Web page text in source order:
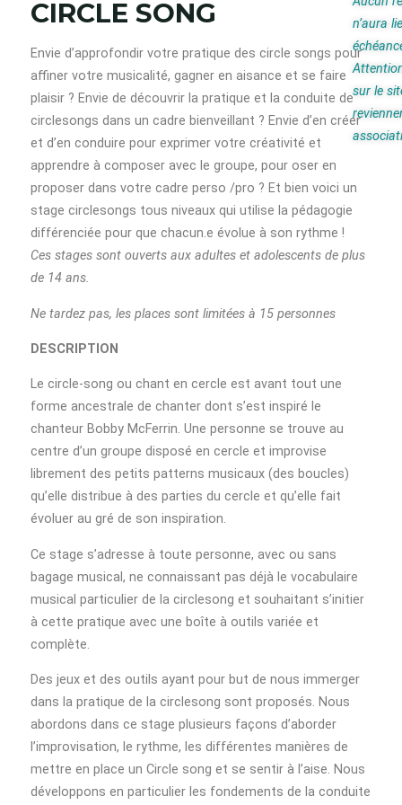
CIRCLE SONG
Envie d’approfondir votre pratique des circle songs pour
affiner votre musicalité, gagner en aisance et se faire
plaisir ? Envie de découvrir la pratique et la conduite de
circlesongs dans un cadre bienveillant ? Envie d’en créer
et d’en conduire pour exprimer votre créativité et
apprendre à composer avec le groupe, pour oser en
proposer dans votre cadre perso /pro ? Et bien voici un
stage circlesongs tous niveaux qui utilise la pédagogie
différenciée pour que chacun.e évolue à son rythme !
Ces stages sont ouverts aux adultes et adolescents de plus
de 14 ans.
Ne tardez pas, les places sont limitées à 15 personnes
DESCRIPTION
Le circle-song ou chant en cercle est avant tout une
forme ancestrale de chanter dont s’est inspiré le
chanteur Bobby McFerrin. Une personne se trouve au
centre d’un groupe disposé en cercle et improvise
librement des petits patterns musicaux (des boucles)
qu’elle distribue à des parties du cercle et qu’elle fait
évoluer au gré de son inspiration.
Ce stage s’adresse à toute personne, avec ou sans
bagage musical, ne connaissant pas déjà le vocabulaire
musical particulier de la circlesong et souhaitant s’initier
à cette pratique avec une boîte à outils variée et
complète.
Des jeux et des outils ayant pour but de nous immerger
dans la pratique de la circlesong sont proposés. Nous
abordons dans ce stage plusieurs façons d’aborder
l’improvisation, le rythme, les différentes manières de
mettre en place un Circle song et se sentir à l’aise. Nous
développons en particulier les fondements de la conduite
n’aura
sur le